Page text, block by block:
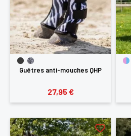
Guêtres anti-mouches QHP
27,95 €